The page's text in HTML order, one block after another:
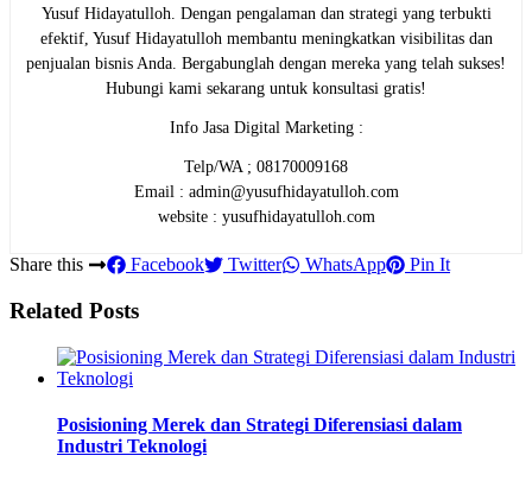
Yusuf Hidayatulloh. Dengan pengalaman dan strategi yang terbukti
efektif, Yusuf Hidayatulloh membantu meningkatkan visibilitas dan
penjualan bisnis Anda. Bergabunglah dengan mereka yang telah sukses!
Hubungi kami sekarang untuk konsultasi gratis!
Info Jasa Digital Marketing :
Telp/WA ; 08170009168
Email : admin@yusufhidayatulloh.com
website : yusufhidayatulloh.com
Share this Facebook Twitter WhatsApp Pin It
Related Posts
Posisioning Merek dan Strategi Diferensiasi dalam
Industri Teknologi